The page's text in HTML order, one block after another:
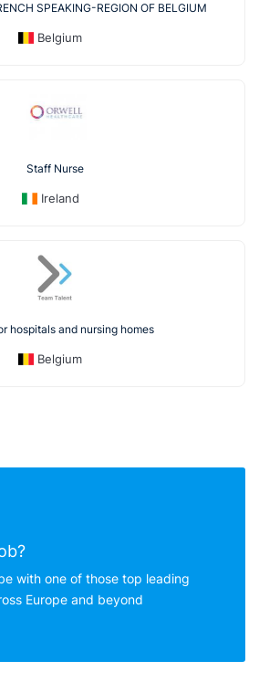
SPEAKING-REGION OF BELGIUM
Belgium
Staff Nurse
Ireland
hospitals and nursing homes
Belgium
with one of those top leading
Europe and beyond